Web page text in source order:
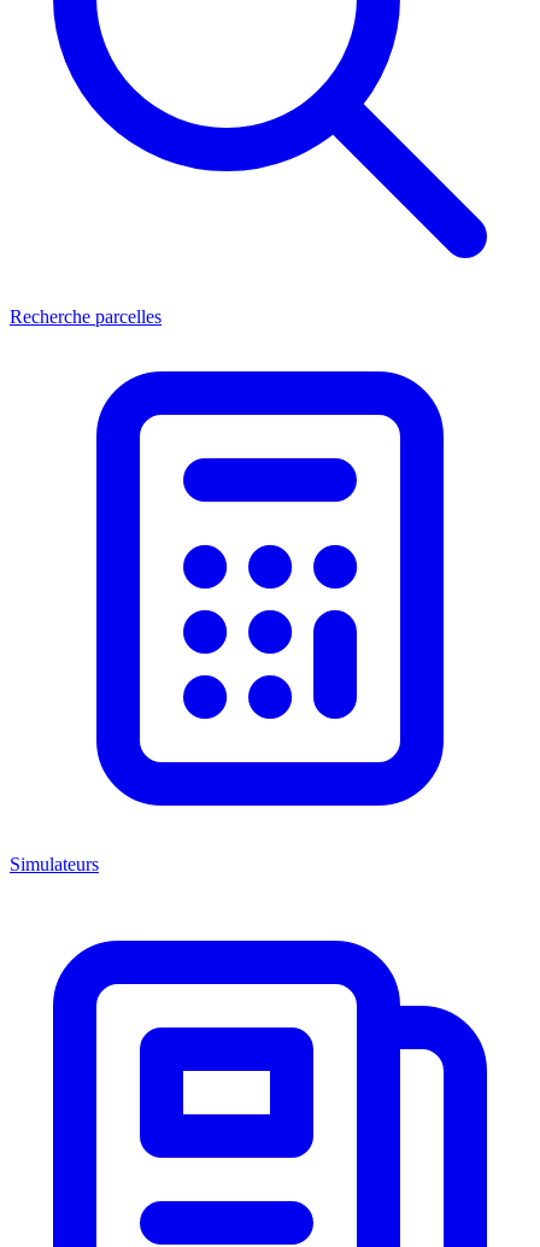
Recherche parcelles
Simulateurs